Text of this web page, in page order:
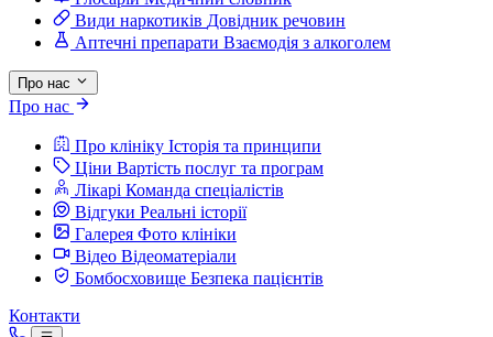
Види наркотиків Довідник речовин
Аптечні препарати Взаємодія з алкоголем
Про нас
Про нас
Про клініку Історія та принципи
Ціни Вартість послуг та програм
Лікарі Команда спеціалістів
Відгуки Реальні історії
Галерея Фото клініки
Відео Відеоматеріали
Бомбосховище Безпека пацієнтів
Контакти